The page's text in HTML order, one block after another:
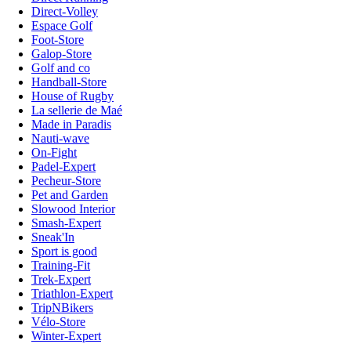
Direct-Volley
Espace Golf
Foot-Store
Galop-Store
Golf and co
Handball-Store
House of Rugby
La sellerie de Maé
Made in Paradis
Nauti-wave
On-Fight
Padel-Expert
Pecheur-Store
Pet and Garden
Slowood Interior
Smash-Expert
Sneak'In
Sport is good
Training-Fit
Trek-Expert
Triathlon-Expert
TripNBikers
Vélo-Store
Winter-Expert